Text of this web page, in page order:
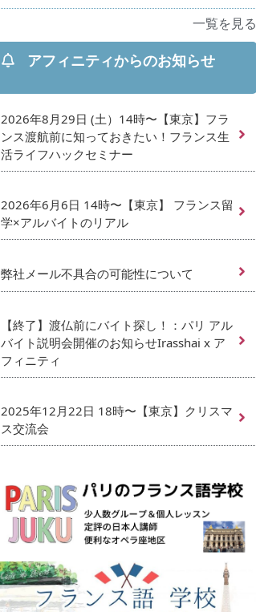
一覧を見る
アフィニティからのお知らせ
2026年8月29日 (土）14時〜【東京】フラ
ンス渡航前に知っておきたい！フランス生
活ライフハックセミナー
2026年6月6日 14時〜【東京】 フランス留
学×アルバイトのリアル
弊社メール不具合の可能性について
【終了】渡仏前にバイト探し！：パリ アル
バイト説明会開催のお知らせIrasshai x ア
フィニティ
2025年12月22日 18時〜【東京】クリスマ
ス交流会